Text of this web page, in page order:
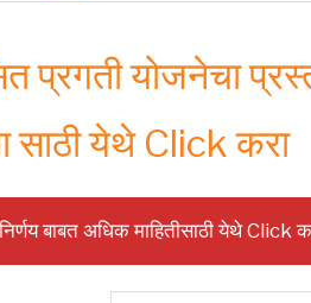
प्रगती योजनेचा
साठी येथे Click करा
बाबत अधिक माहितीसाठी येथे Click